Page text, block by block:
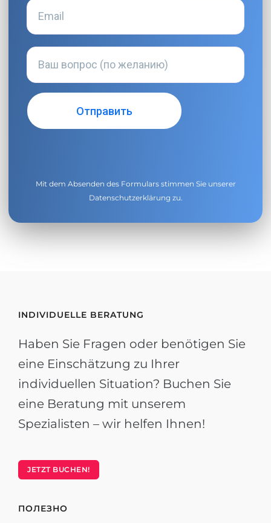
Mit dem Absenden des Formulars stimmen Sie unserer
Datenschutzerklärung zu.
INDIVIDUELLE BERATUNG
Haben Sie Fragen oder benötigen Sie
eine Einschätzung zu Ihrer
individuellen Situation? Buchen Sie
eine Beratung mit unserem
Spezialisten – wir helfen Ihnen!
JETZT BUCHEN!
ПОЛЕЗНО